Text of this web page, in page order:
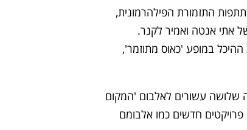
התזמורת הפילהרמונית,
של אתי אנטה ואמיר לקנר.
במופע 'כאוס מתוזמר',
שנה ללהיט 'רנה', נורית גלרון חגגה שלושה עשורים לאלבום 'המקום
חדשים כמו אלבומם